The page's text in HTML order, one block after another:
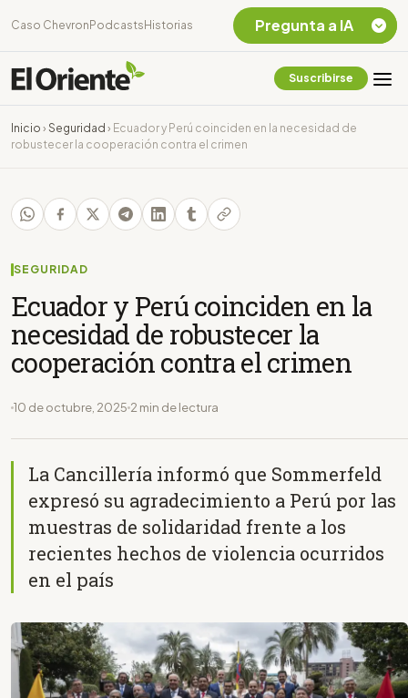
Caso Chevron Podcasts Historias
Suscribirse
Inicio › Seguridad › Ecuador y Perú coinciden en la necesidad de
robustecer la cooperación contra el crimen
SEGURIDAD
Ecuador y Perú coinciden en la
necesidad de robustecer la
cooperación contra el crimen
10 de octubre, 2025 2 min de lectura
La Cancillería informó que Sommerfeld
expresó su agradecimiento a Perú por las
muestras de solidaridad frente a los
recientes hechos de violencia ocurridos
en el país
Pregunta a IA
Chevron Ecuador